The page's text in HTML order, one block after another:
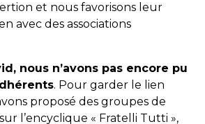
et nous favorisons leur
avec des associations
nous n’avons pas encore pu
. Pour garder le lien
proposé des groupes de
l’encyclique « Fratelli Tutti »,